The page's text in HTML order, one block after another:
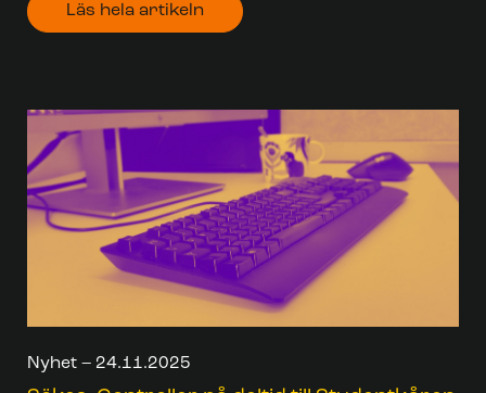
Läs hela artikeln
Nyhet – 24.11.2025